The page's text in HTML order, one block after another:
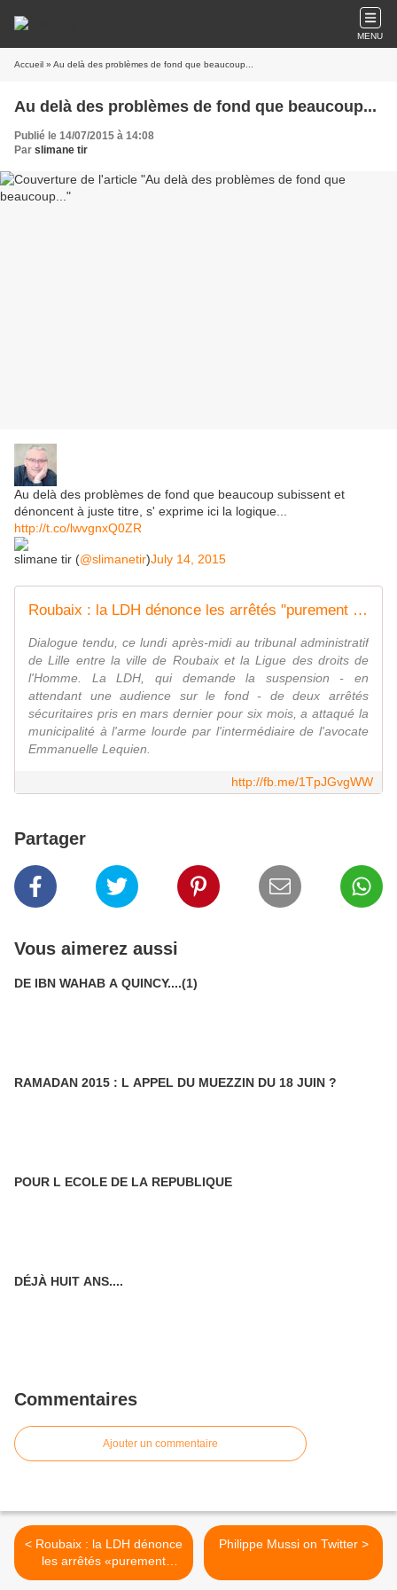
MENU
Accueil » Au delà des problèmes de fond que beaucoup...
Au delà des problèmes de fond que beaucoup...
Publié le 14/07/2015 à 14:08
Par slimane tir
Au delà des problèmes de fond que beaucoup subissent et
dénoncent à juste titre, s' exprime ici la logique...
http://t.co/lwvgnxQ0ZR
slimane tir (@slimanetir)July 14, 2015
Roubaix : la LDH dénonce les arrêtés "purement électoralistes" de la Ville
Dialogue tendu, ce lundi après-midi au tribunal administratif
de Lille entre la ville de Roubaix et la Ligue des droits de
l'Homme. La LDH, qui demande la suspension - en
attendant une audience sur le fond - de deux arrêtés
sécuritaires pris en mars dernier pour six mois, a attaqué la
municipalité à l'arme lourde par l'intermédiaire de l'avocate
Emmanuelle Lequien.
http://fb.me/1TpJGvgWW
Partager
Vous aimerez aussi
DE IBN WAHAB A QUINCY....(1)
RAMADAN 2015 : L APPEL DU MUEZZIN DU 18 JUIN ?
POUR L ECOLE DE LA REPUBLIQUE
DÉJÀ HUIT ANS....
Commentaires
Ajouter un commentaire
< Roubaix : la LDH dénonce
les arrêtés «purement
électoralistes» de la Ville de
Philippe Mussi on Twitter >